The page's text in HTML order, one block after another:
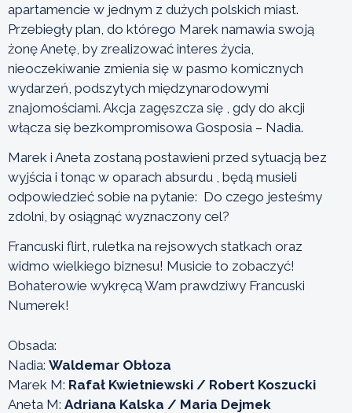
apartamencie w jednym z dużych polskich miast.
Przebiegły plan, do którego Marek namawia swoją
żonę Anetę, by zrealizować interes życia,
nieoczekiwanie zmienia się w pasmo komicznych
wydarzeń, podszytych międzynarodowymi
znajomościami. Akcja zagęszcza się , gdy do akcji
włącza się bezkompromisowa Gosposia – Nadia.
Marek i Aneta zostaną postawieni przed sytuacją bez
wyjścia i tonąc w oparach absurdu , będą musieli
odpowiedzieć sobie na pytanie: Do czego jesteśmy
zdolni, by osiągnąć wyznaczony cel?
Francuski flirt, ruletka na rejsowych statkach oraz
widmo wielkiego biznesu! Musicie to zobaczyć!
Bohaterowie wykręcą Wam prawdziwy Francuski
Numerek!
Obsada:
Nadia: Waldemar Obłoza
Marek M: Rafał Kwietniewski / Robert Koszucki
Aneta M: Adriana Kalska / Maria Dejmek